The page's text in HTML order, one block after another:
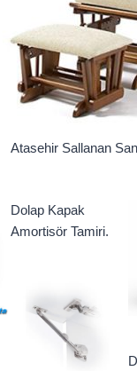
Atasehir Sallanan
Dolap Kapak
Amortisör Tamiri.